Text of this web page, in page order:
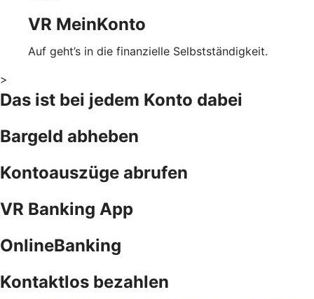
VR MeinKonto
Auf geht’s in die finanzielle Selbstständigkeit.
>
Das ist bei jedem Konto dabei
Bargeld abheben
Kontoauszüge abrufen
VR Banking App
OnlineBanking
Kontaktlos bezahlen